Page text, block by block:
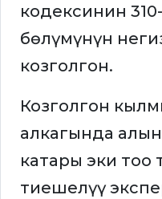
кодексинин
бөлүмүнүн
козголгон.
Козголгон
алкагында
катары эки тоо
тиешелүү